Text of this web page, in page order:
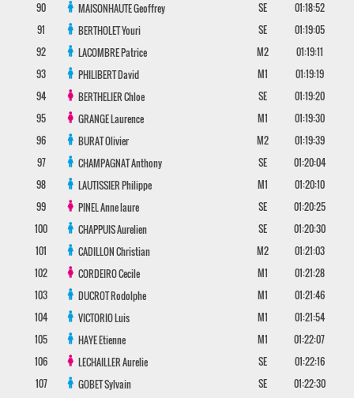
90
MAISONHAUTEGeoffrey SE
01:18:52
91
BERTHOLETYouri SE
01:19:05
92
LACOMBREPatrice M2
01:19:11
93
PHILIBERTDavid M1
01:19:19
94
BERTHELIERChloe SE
01:19:20
95
GRANGELaurence M1
01:19:30
96
BURATOlivier M2
01:19:39
97
CHAMPAGNATAnthony SE
01:20:04
98
LAUTISSIERPhilippe M1
01:20:10
99
PINELAnne laure SE
01:20:25
100
CHAPPUISAurelien SE
01:20:30
101
CADILLONChristian M2
01:21:03
102
CORDEIROCecile M1
01:21:28
103
DUCROTRodolphe M1
01:21:46
104
VICTORIOLuis M1
01:21:54
105
HAYEEtienne M1
01:22:07
106
LECHAILLERAurelie SE
01:22:16
107
GOBETSylvain SE
01:22:30